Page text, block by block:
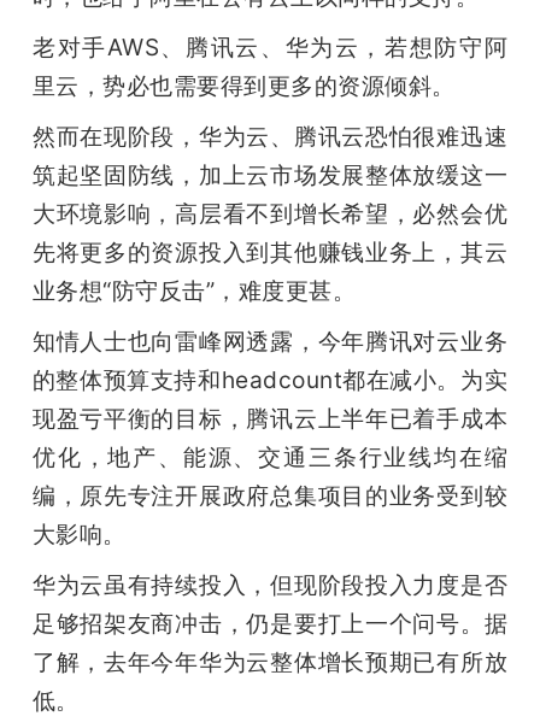
老对手AWS、腾讯云、华为云，若想防守阿
里云，势必也需要得到更多的资源倾斜。
然而在现阶段，华为云、腾讯云恐怕很难迅速
筑起坚固防线，加上云市场发展整体放缓这一
大环境影响，高层看不到增长希望，必然会优
先将更多的资源投入到其他赚钱业务上，其云
业务想“防守反击”，难度更甚。
知情人士也向雷峰网透露，今年腾讯对云业务
的整体预算支持和headcount都在减小。为实
现盈亏平衡的目标，腾讯云上半年已着手成本
优化，地产、能源、交通三条行业线均在缩
编，原先专注开展政府总集项目的业务受到较
大影响。
华为云虽有持续投入，但现阶段投入力度是否
足够招架友商冲击，仍是要打上一个问号。据
了解，去年今年华为云整体增长预期已有所放
低。